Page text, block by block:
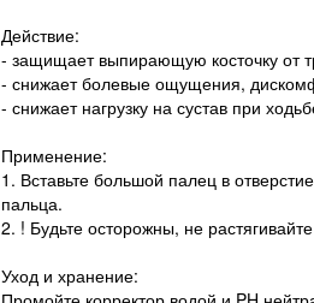
Действие:
- защищает выпирающую косточку от
- снижает болевые ощущения,
- снижает нагрузку на сустав при
Применение:
1. Вставьте большой палец в
пальца.
2. ! Будьте осторожны, не
Уход и хранение: